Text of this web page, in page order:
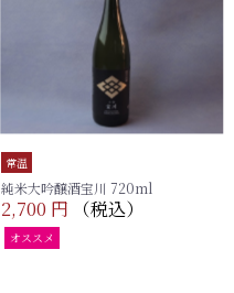
常温
純米大吟醸酒宝川 720ml
2,700 円 （税込）
オススメ